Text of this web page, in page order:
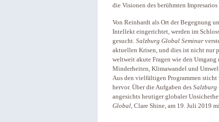
die Visionen des berühmten
Von Reinhardt als Ort der Begegnung
Intellekt eingerichtet, werden im
gesucht. Salzburg Global Seminar
aktuellen Krisen, und dies ist nicht nur
weltweit akute Fragen wie den
Minderheiten, Klimawandel und
Aus den vielfältigen Programmen sticht
hervor. Über die Aufgaben des Salzburg
angesichts heutiger globaler
Global, Clare Shine, am 19. Juli 2019